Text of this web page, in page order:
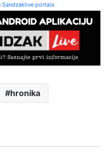
portala
hronika